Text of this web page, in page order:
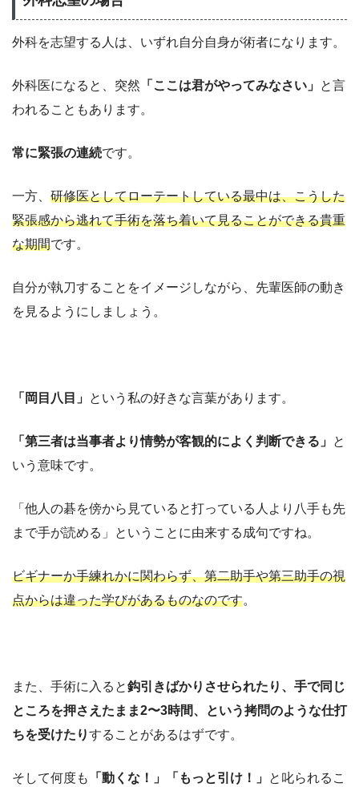
外科を志望する人は、いずれ自分自身が術者になります。
外科医になると、突然 「ここは君がやってみなさい」 と言
われることもあります。
常に緊張の連続です。
一方、 研修医としてローテートしている最中は、こうした
緊張感から逃れて手術を落ち着いて見ることができる貴重
な期間です。
自分が執刀することをイメージしながら、先輩医師の動き
を見るようにしましょう。
「岡目八目」 という私の好きな言葉があります。
「第三者は当事者より情勢が客観的によく判断できる」 と
いう意味です。
「他人の碁を傍から見ていると打っている人より八手も先
まで手が読める」ということに由来する成句ですね。
ビギナーか手練れかに関わらず、第二助手や第三助手の視
点からは違った学びがあるものなのです。
また、手術に入ると鈎引きばかりさせられたり、手で同じ
ところを押さえたまま2〜3時間、という拷問のような仕打
ちを受けたりすることがあるはずです。
そして何度も 「動くな！」「もっと引け！」 と叱られるこ